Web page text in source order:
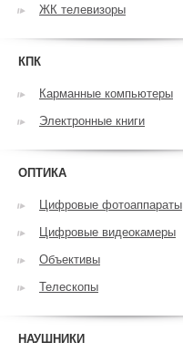
ЖК телевизоры
КПК
Карманные компьютеры
Электронные книги
ОПТИКА
Цифровые фотоаппараты
Цифровые видеокамеры
Объективы
Телескопы
НАУШНИКИ